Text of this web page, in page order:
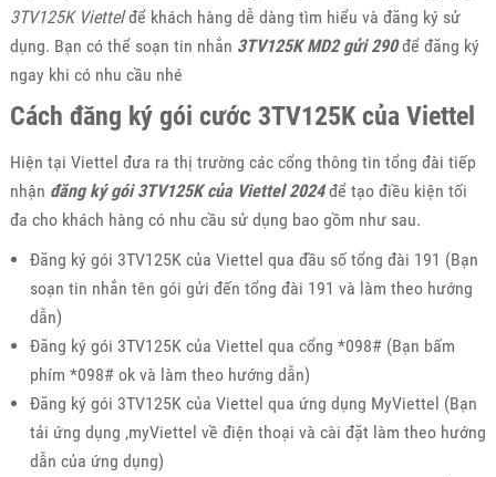
3TV125K Viettelđể khách hàng dễ dàng tìm hiểu và đăng ký sử
dụng. Bạn có thể soạn tin nhắn 3TV125K MD2 gửi 290để đăng ký
ngay khi có nhu cầu nhé
Cách đăng ký gói cước 3TV125K của Viettel
Hiện tại Viettel đưa ra thị trường các cổng thông tin tổng đài tiếp
nhận đăng ký gói 3TV125K của Viettel 2024để tạo điều kiện tối
đa cho khách hàng có nhu cầu sử dụng bao gồm như sau.
Đăng ký gói 3TV125K của Viettel qua đầu số tổng đài 191 (Bạn
soạn tin nhắn tên gói gửi đến tổng đài 191 và làm theo hướng
dẫn)
Đăng ký gói 3TV125K của Viettel qua cổng *098# (Bạn bấm
phím *098# ok và làm theo hướng dẫn)
Đăng ký gói 3TV125K của Viettel qua ứng dụng MyViettel (Bạn
tải ứng dụng ,myViettel về điện thoại và cài đặt làm theo hướng
dẫn của ứng dụng)